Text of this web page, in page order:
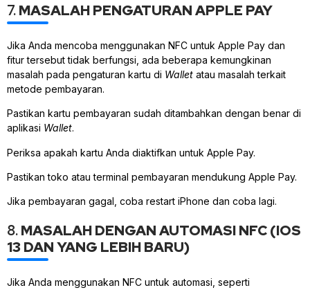
7.MASALAH PENGATURAN APPLE PAY
Jika Anda mencoba menggunakan NFC untuk Apple Pay dan
fitur tersebut tidak berfungsi, ada beberapa kemungkinan
masalah pada pengaturan kartu di Wallet atau masalah terkait
metode pembayaran.
Pastikan kartu pembayaran sudah ditambahkan dengan benar di
aplikasi Wallet.
Periksa apakah kartu Anda diaktifkan untuk Apple Pay.
Pastikan toko atau terminal pembayaran mendukung Apple Pay.
Jika pembayaran gagal, coba restart iPhone dan coba lagi.
8.MASALAH DENGAN AUTOMASI NFC (IOS
13 DAN YANG LEBIH BARU)
Jika Anda menggunakan NFC untuk automasi, seperti